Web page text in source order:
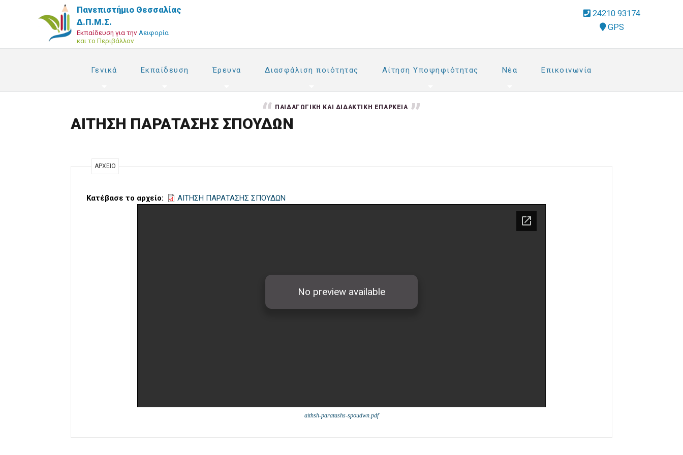
Πανεπιστήμιο Θεσσαλίας
Δ.Π.Μ.Σ.
Εκπαίδευση για την Αειφορία
και το Περιβάλλον
fa-
phone-
square
24210 93174
address
GPS
Γενικά Εκπαίδευση Έρευνα Διασφάλιση ποιότητας Αίτηση Υποψηφιότητας Νέα Επικοινωνία
ΠΑΙΔΑΓΩΓΙΚΉ ΚΑΙ ΔΙΔΑΚΤΙΚΉ ΕΠΆΡΚΕΙΑ
ΑΙΤΗΣΗ ΠΑΡΑΤΑΣΗΣ ΣΠΟΥΔΩΝ
ΑΡΧΕΊΟ
Κατέβασε το αρχείο ΑΙΤΗΣΗ ΠΑΡΑΤΑΣΗΣ ΣΠΟΥΔΩΝ
aithsh-paratashs-spoudwn.pdf